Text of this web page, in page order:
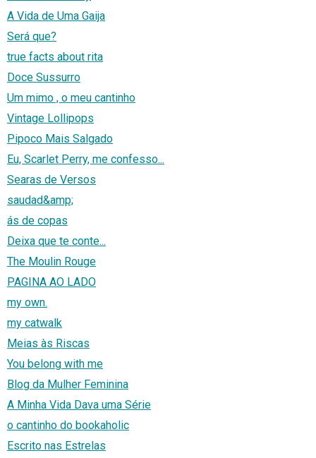
A Vida de Uma Gaija
Será que?
true facts about rita
Doce Sussurro
Um mimo , o meu cantinho
Vintage Lollipops
Pipoco Mais Salgado
Eu, Scarlet Perry, me confesso...
Searas de Versos
saudad&amp;
ás de copas
Deixa que te conte...
The Moulin Rouge
PAGINA AO LADO
my own.
my catwalk
Meias às Riscas
You belong with me
Blog da Mulher Feminina
A Minha Vida Dava uma Série
o cantinho do bookaholic
Escrito nas Estrelas